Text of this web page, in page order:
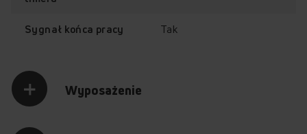
Sprawdź, jak działa kuchenka mikrofalowa
Sygnał końca pracy Tak
Wyposażenie